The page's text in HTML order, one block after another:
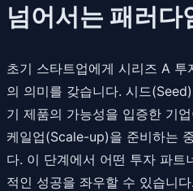
넘어서는 패러다
초기 스타트업에게 시리즈 A
의 의미를 갖습니다. 시드
기 제품의 가능성을 입증한 기
케일업(Scale-up)을 준비하는
다. 이 단계에서 어떤 투자 파트
적인 성공을 좌우할 수 있습니다.